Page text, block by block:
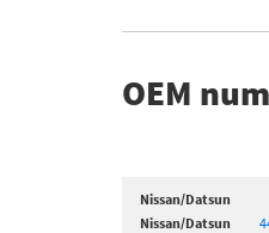
OEM
Nissan/Datsun
Nissan/Datsun